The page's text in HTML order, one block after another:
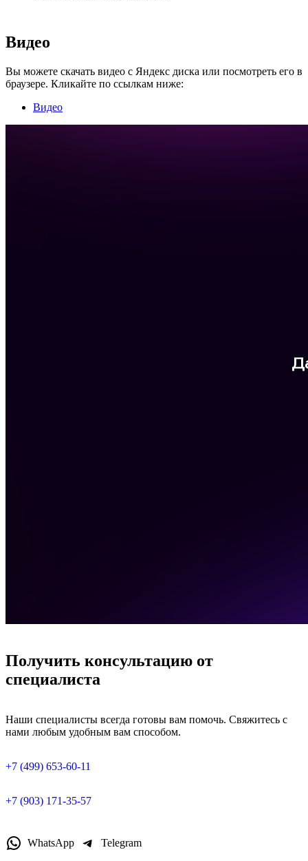
Видео
Вы можете скачать видео с Яндекс диска или посмотреть его в
браузере. Кликайте по ссылкам ниже:
Видео
Получить консультацию от
специалиста
Наши специалисты всегда готовы вам помочь. Свяжитесь с
нами любым удобным вам способом.
+7 (499) 653-60-11
+7 (903) 171-35-57
WhatsApp Telegram